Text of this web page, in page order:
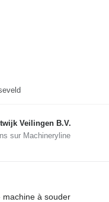
Veilingen B.V.
sur Machineryline
machine à souder